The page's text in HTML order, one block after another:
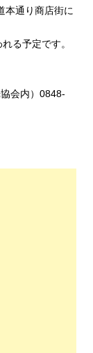
本通り商店街に
る予定です。
会内）0848-